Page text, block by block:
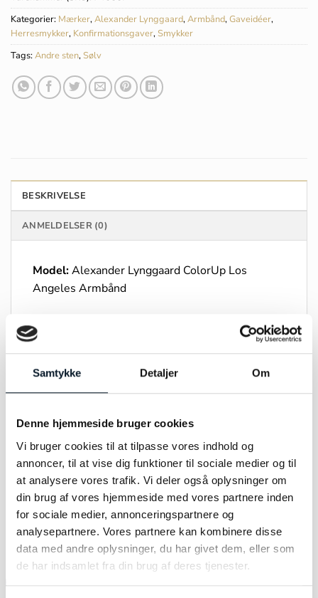
Samtykke Detaljer Om
Denne hjemmeside bruger cookies
Vi bruger cookies til at tilpasse vores indhold og
annoncer, til at vise dig funktioner til sociale medier og til
at analysere vores trafik. Vi deler også oplysninger om
din brug af vores hjemmeside med vores partnere inden
for sociale medier, annonceringspartnere og
analysepartnere. Vores partnere kan kombinere disse
data med andre oplysninger, du har givet dem, eller som
de har indsamlet fra din brug af deres tjenester.
Kategorier: Mærker,Alexander Lynggaard,Armbånd,Gaveidéer,
Herresmykker, Konfirmationsgaver, Smykker
Tags:Andre sten, Sølv
BESKRIVELSE
ANMELDELSER (0)
Model:Alexander Lynggaard ColorUp Los
Angeles Armbånd
Størrelse:Large
RELATEREDE VARER
-19% -33%